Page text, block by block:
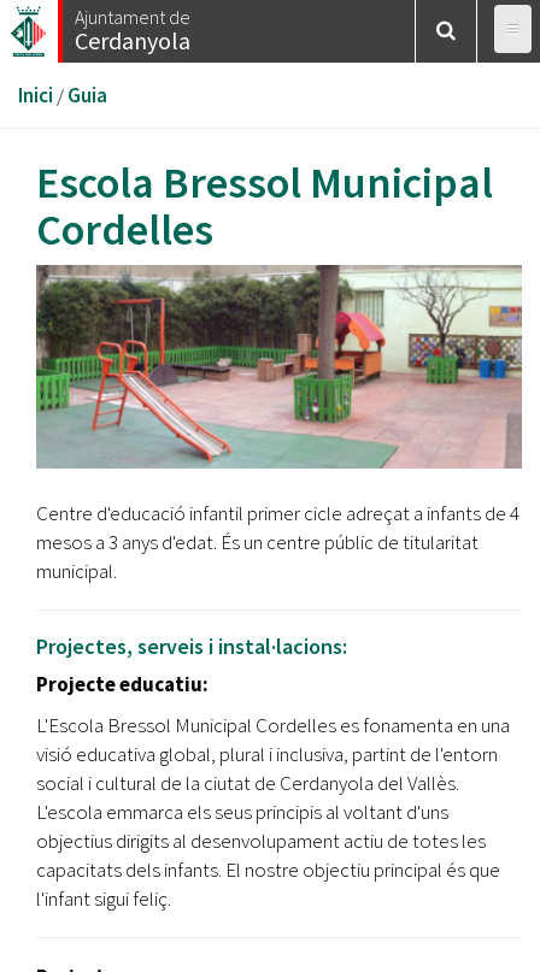
Vés
al
Ajuntament de
Cerdanyola
Esteu
aquí
Inici /Guia
Escola Bressol Municipal
Cordelles
Centre d'educació infantil primer cicle adreçat a infants de 4
mesos a 3 anys d'edat. És un centre públic de titularitat
municipal.
Projectes, serveis i instal·lacions:
Projecte educatiu:
L'Escola Bressol Municipal Cordelles es fonamenta en una
visió educativa global, plural i inclusiva, partint de l'entorn
social i cultural de la ciutat de Cerdanyola del Vallès.
L'escola emmarca els seus principis al voltant d'uns
objectius dirigits al desenvolupament actiu de totes les
capacitats dels infants. El nostre objectiu principal és que
l'infant sigui feliç.